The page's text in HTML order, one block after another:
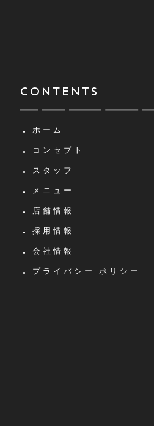
CONTENTS
ホーム
コンセプト
スタッフ
メニュー
店舗情報
採用情報
会社情報
プライバシー ポリシー